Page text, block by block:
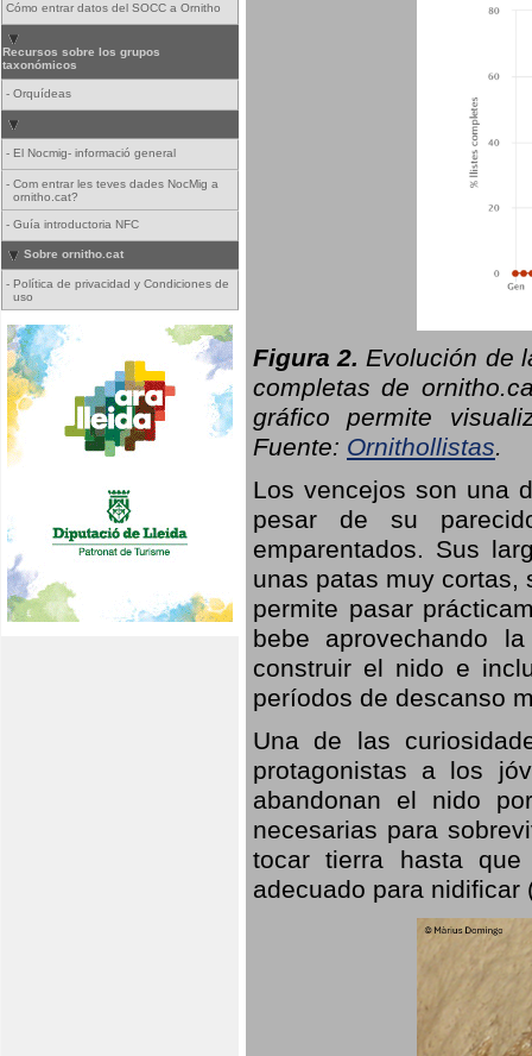
Cómo entrar datos del SOCC a Ornitho
Recursos sobre los grupos
taxonómicos
- Orquídeas
- El Nocmig- informació general
- Com entrar les teves dades NocMig a
ornitho.cat?
- Guía introductoria NFC
Sobre ornitho.cat
- Política de privacidad y Condiciones de
uso
Figura 2. Evolución de
completas de
gráfico permite
Fuente: Ornithollistas.
Los vencejos son una
pesar de su
emparentados. Sus
unas patas muy cortas,
permite pasar
bebe aprovechando
construir el nido e
períodos de descanso
Una de las
protagonistas a los
abandonan el nido
necesarias para
tocar tierra hasta
adecuado para nidificar